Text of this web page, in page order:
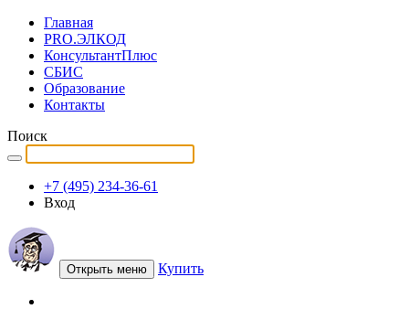
Главная
PRO.ЭЛКОД
КонсультантПлюс
СБИС
Образование
Контакты
Поиск
+7 (495) 234-36-61
Вход
Открыть меню Купить